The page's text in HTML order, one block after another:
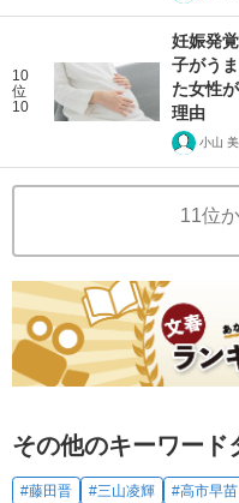
10
位
10
妊娠発
子がう
た女性
理由
小山
11位
その他のキーワード
#藤田晋 #三山凌輝 #高市早苗